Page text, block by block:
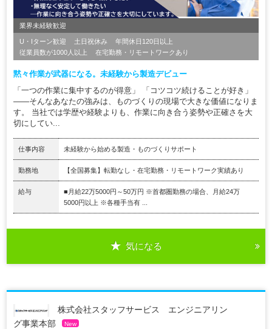
業界未経験歓迎
U・Iターン歓迎 土日祝休み
年間休日120日以上
従業員数が1000人以上
在宅勤務・リモートワークあり
黙々作業が武器になる。未経験から製造デビュー
「一つの作業に集中するのが得意」 「コツコツ続けることが好き」
――そんなあなたの強みは、ものづくりの現場で大きな価値になりま
す。 当社では学歴や経験よりも、作業に向き合う姿勢や正確さを大
切にしてい...
仕事内容 未経験から始める製造・ものづくりサポート
勤務地 【全国募集】転勤なし・在宅勤務・リモートワーク実績あり
給与
■月給22万5000円～50万円 ※首都圏勤務の場合、月給24万
5000円以上 ※各種手当有 ...
気になる
株式会社スタッフサービス エンジニアリン
グ事業本部
New